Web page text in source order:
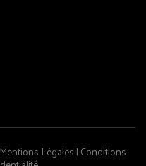
Mentions Légales | Conditions